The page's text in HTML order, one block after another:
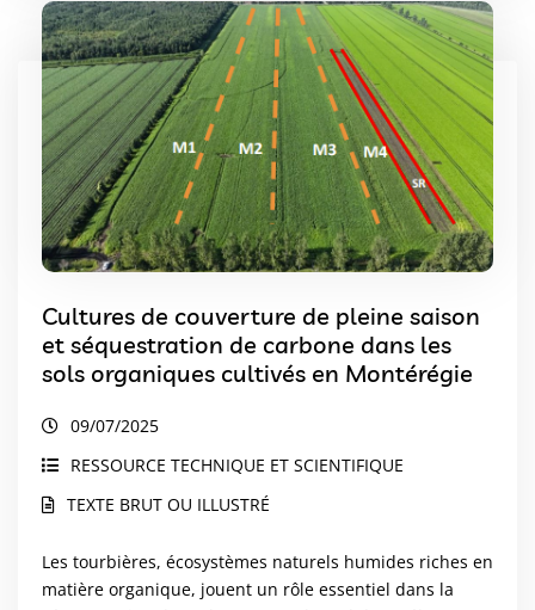
Cultures de couverture de pleine saison
et séquestration de carbone dans les
sols organiques cultivés en Montérégie
09/07/2025
RESSOURCE TECHNIQUE ET SCIENTIFIQUE
TEXTE BRUT OU ILLUSTRÉ
Les tourbières, écosystèmes naturels humides riches en
matière organique, jouent un rôle essentiel dans la